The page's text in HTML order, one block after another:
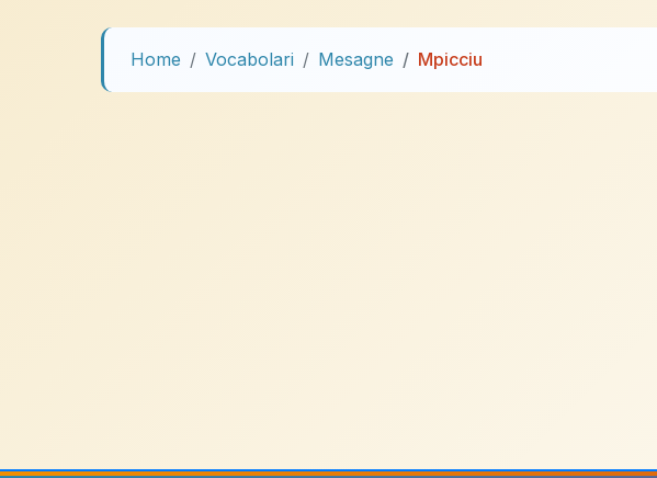
Home Vocabolari Mesagne Mpicciu